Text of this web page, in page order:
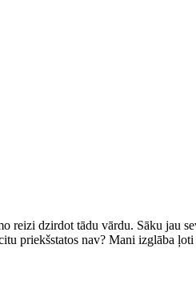
reizi dzirdot tādu vārdu. Sāku jau
priekšstatos nav? Mani izglāba